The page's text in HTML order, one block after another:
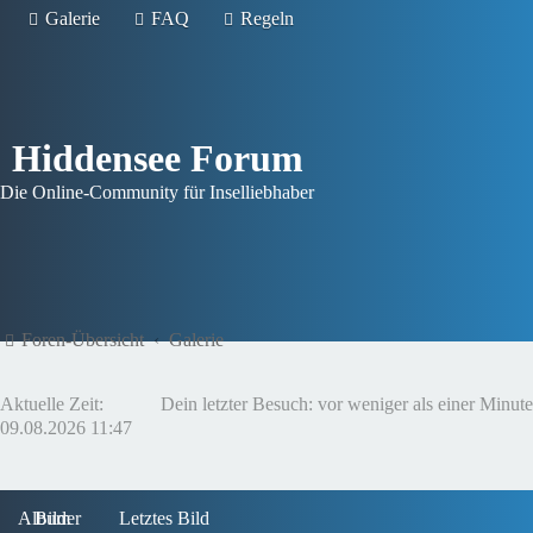
Galerie FAQ Regeln
Hiddensee Forum
Die Online-Community für Inselliebhaber
Foren-Übersicht Galerie
Dein letzter Besuch: vor weniger als einer Minute
Aktuelle Zeit:
09.08.2026 11:47
Album
Bilder Letztes Bild